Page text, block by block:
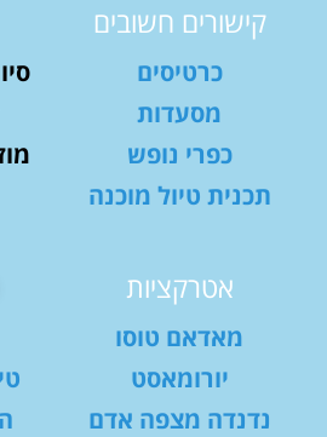
קישורים חשובים
כרטיסים
מסעדות
כפרי נופש
תכנית טיול מוכנה
אטרקציות
מאדאם טוסו
יורומאסט
נדנדה מצפה אדם